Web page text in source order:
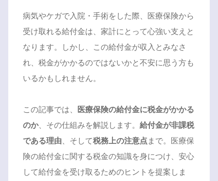
病気やケガで入院・手術をした際、医療保険から
受け取れる給付金は、家計にとって心強い支えと
なります。しかし、この給付金が収入とみなさ
れ、税金がかかるのではないかと不安に思う方も
いるかもしれません。
この記事では、
医療保険の給付金に税金がかかる
のか、その仕組みを解説します。 給付金が非課税
である理由 、そして税務上の注意点 まで。医療保
険の給付金に関する税金の知識を身につけ、安心
して給付金を受け取るためのヒントを提案しま